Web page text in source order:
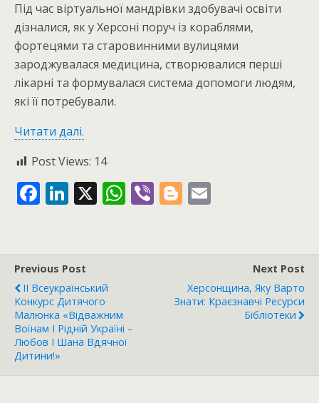
Під час віртуальної мандрівки здобувачі освіти
дізналися, як у Херсоні поруч із кораблями,
фортецями та старовинними вулицями
зароджувалася медицина, створювалися перші
лікарні та формувалася система допомоги людям,
які її потребували.
Читати далі.
Post Views: 14
F
b
o
o
k
Li
e
dI
n
X W
p
Vi Bl
er
Previous Post
ІІ Всеукраїнський
Конкурс Дитячого
Малюнка «Відважним
Воїнам І Рідній Україні –
Любов І Шана Вдячної
Дитини!»
Next Post
Херсонщина, Яку Варто
Знати: Краєзнавчі Ресурси
Бібліотеки